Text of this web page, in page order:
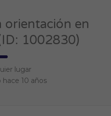
orientación en
1002830)
lugar
hace 10 años